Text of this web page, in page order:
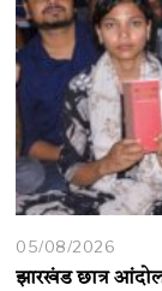
05/08/2026
झारखंड छात्र